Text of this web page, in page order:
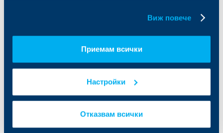
Виж повече
Приемам всички
Настройки
Отказвам всички
За акционери
Отчети и анализи
Други документи
Новини
ОББ Пенсионно осигуряване
ОББ Асет мениджмънт
Продажба на имоти
Условия за ползване на сайта
Бисквитки